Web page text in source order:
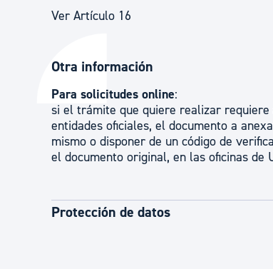
Ver Artículo 16
Otra información
Para solicitudes online:
si el trámite que quiere realizar
entidades oficiales, el documento a
mismo o disponer de un código de
el documento original, en las oficinas de
Protección de datos